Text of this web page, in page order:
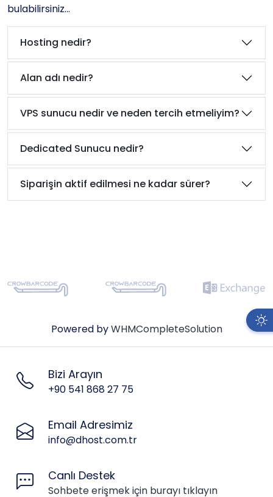
bulabilirsiniz...
Hosting nedir?
Alan adı nedir?
VPS sunucu nedir ve neden tercih etmeliyim?
Dedicated Sunucu nedir?
Siparişin aktif edilmesi ne kadar sürer?
Powered byWHMCompleteSolution
Bizi Arayın
+90 541 868 27 75
Email Adresimiz
info@dhost.com.tr
Canlı Destek
Sohbete erişmek için burayı tıklayın